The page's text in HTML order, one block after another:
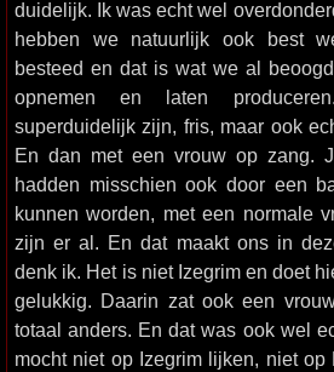
duidelijk. Ik was echt wel
hebben we natuurlijk ook best
besteed en dat is wat we al
opnemen en laten
superduidelijk zijn, fris, maar ook
En dan met een vrouw op zang.
hadden misschien ook door een
kunnen worden, met een normale
zijn er al. En dat maakt ons in
denk ik. Het is niet Izegrim en doet
gelukkig. Daarin zat ook een
totaal anders. En dat was ook wel
mocht niet op Izegrim lijken, niet